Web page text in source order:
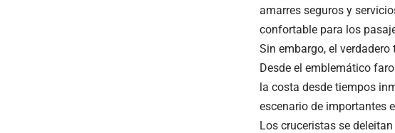
amarres seguros y
confortable para los
Sin embargo, el
Desde el emblemático
la costa desde tiempos
escenario de importantes
Los cruceristas se